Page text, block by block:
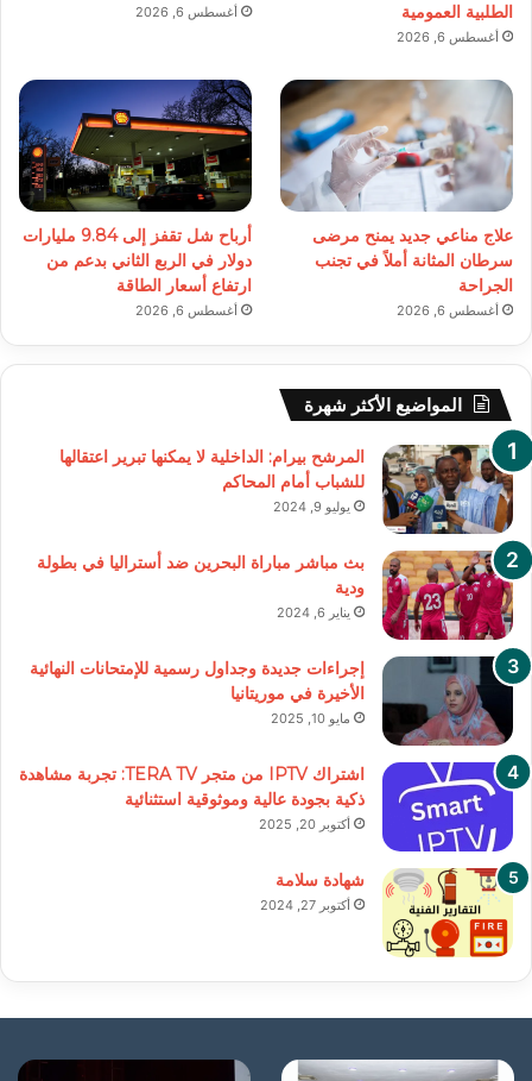
الطلبية العمومية
أغسطس 6, 2026
أغسطس 6, 2026
علاج مناعي جديد يمنح مرضى
سرطان المثانة أملاً في تجنب
الجراحة
أغسطس 6, 2026
أرباح شل تقفز إلى 9.84 مليارات
دولار في الربع الثاني بدعم من
ارتفاع أسعار الطاقة
أغسطس 6, 2026
المواضيع الأكثر شهرة
المرشح بيرام: الداخلية لا يمكنها تبرير اعتقالها
للشباب أمام المحاكم
يوليو 9, 2024
بث مباشر مباراة البحرين ضد أستراليا في بطولة
ودية
يناير 6, 2024
إجراءات جديدة وجداول رسمية للإمتحانات النهائية
الأخيرة في موريتانيا
مايو 10, 2025
اشتراك IPTV من متجر TERA TV: تجربة مشاهدة
ذكية بجودة عالية وموثوقية استثنائية
أكتوبر 20, 2025
شهادة سلامة
أكتوبر 27, 2024